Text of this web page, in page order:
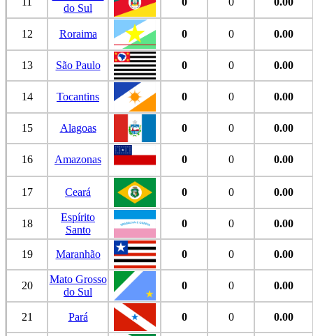
do Sul
12 Roraima 0 0 0.00
13 São Paulo 0 0 0.00
14 Tocantins 0 0 0.00
15 Alagoas 0 0 0.00
16 Amazonas 0 0 0.00
17 Ceará 0 0 0.00
18
Espírito
Santo
0 0 0.00
19 Maranhão 0 0 0.00
20
Mato Grosso
do Sul
0 0 0.00
21 Pará 0 0 0.00